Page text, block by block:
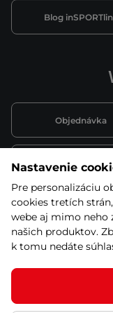
Objednávka
Spôsob platby
Montáž a servis
Kariéra
Blog
Nastavenie
Pre personalizáciu
cookies tretích
webe aj mimo neho
našich produktov.
k tomu nedáte